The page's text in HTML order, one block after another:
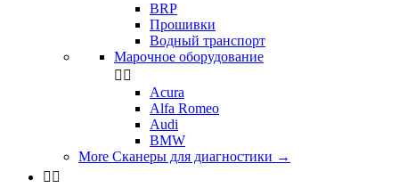
BRP
Прошивки
Водный транспорт
Марочное оборудование
 
Acura
Alfa Romeo
Audi
BMW
More Сканеры для диагностики →
 